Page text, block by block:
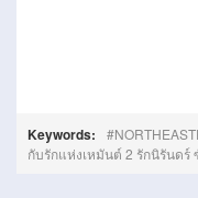
Keywords:
กับรักแห่งเหมันต์ 2 รักนิรันดร์